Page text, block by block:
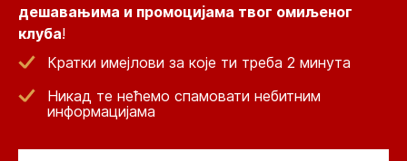
дешавањима и промоцијама твог омиљеног
клуба!
Кратки имејлови за које ти треба 2 минута
Никад те нећемо спамовати небитним
информацијама